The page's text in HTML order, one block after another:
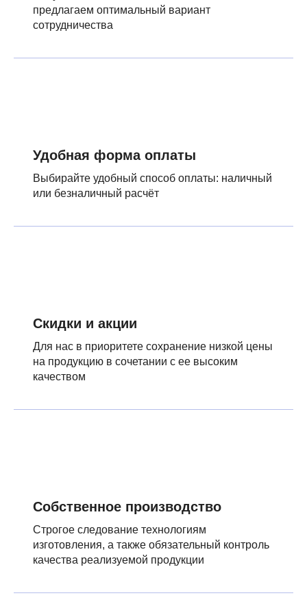
предлагаем оптимальный вариант
сотрудничества
Удобная форма оплаты
Выбирайте удобный способ оплаты: наличный
или безналичный расчёт
Скидки и акции
Для нас в приоритете сохранение низкой цены
на продукцию в сочетании с ее высоким
качеством
Собственное производство
Строгое следование технологиям
изготовления, а также обязательный контроль
качества реализуемой продукции